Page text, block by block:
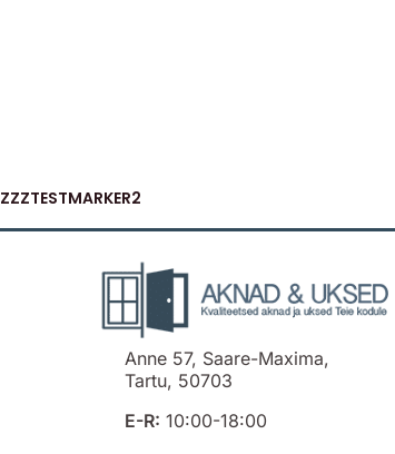
ZZZTESTMARKER2
Anne 57, Saare-Maxima,
Tartu, 50703
E-R: 10:00-18:00